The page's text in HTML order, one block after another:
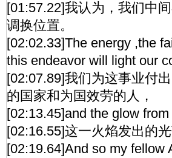
[01:57.22]我认为，我们中
调换位置。
[02:02.33]The energy ,the
this endeavor will light our
[02:07.89]我们为这事业付
的国家和为国效劳的人，
[02:13.45]and the glow
[02:16.55]这一火焰发出的
[02:19.64]And so my fellow